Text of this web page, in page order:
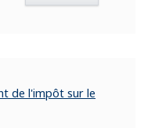
de l'impôt sur le